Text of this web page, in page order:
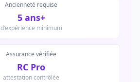
Ancienneté requise
5 ans+
d'expérience minimum
Assurance vérifiée
RC Pro
attestation contrôlée